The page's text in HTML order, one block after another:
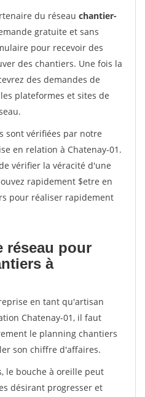
du réseau chantier-
gratuite et sans
pour recevoir des
des chantiers. Une fois la
des demandes de
plateformes et sites de
sont vérifiées par notre
en relation à Chatenay-01.
vérifier la véracité d'une
rapidement $etre en
pour réaliser rapidement
réseau pour
à
en tant qu'artisan
Chatenay-01, il faut
le planning chantiers
son chiffre d'affaires.
le bouche à oreille peut
désirant progresser et